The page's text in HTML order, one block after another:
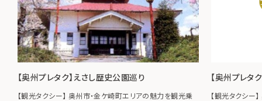
【奥州プレタク】えさし歴史公園巡り
【観光タクシー】 奥州市・金ケ崎町エリアの魅力を観光乗
【奥州プレタ
【観光タクシー